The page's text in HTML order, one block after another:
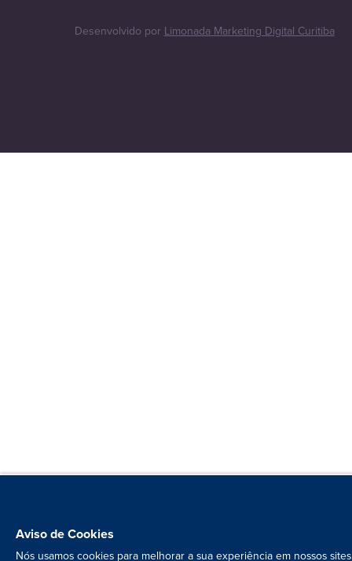
Desenvolvido por Limonada Marketing Digital Curitiba
Aviso de Cookies
Nós usamos cookies para melhorar a sua experiência em nossos